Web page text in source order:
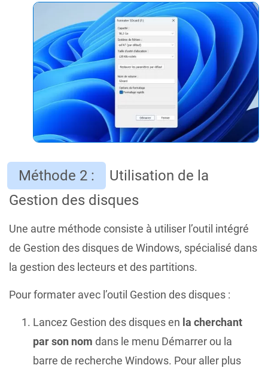
Méthode 2 :
Utilisation de la
Gestion des disques
Une autre méthode consiste à utiliser l’outil intégré
de Gestion des disques de Windows, spécialisé dans
la gestion des lecteurs et des partitions.
Pour formater avec l’outil Gestion des disques :
Lancez Gestion des disques en la cherchant
par son nom dans le menu Démarrer ou la
barre de recherche Windows. Pour aller plus